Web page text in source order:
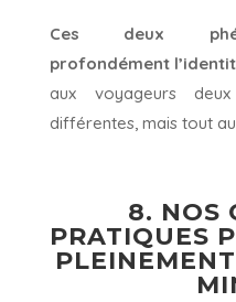
Ces deux
profondément
aux voyageurs
différentes, mais tout
8. NOS
PRATIQUES